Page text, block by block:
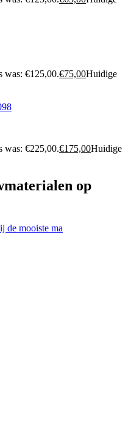
was: €125,00.€75,00Huidige
was: €225,00.€175,00Huidige
op
de mooiste ma